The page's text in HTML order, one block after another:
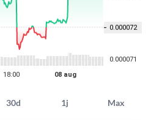
30d 1j Max